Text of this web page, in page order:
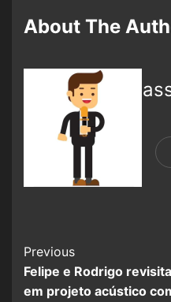
About The
Previous
Felipe e Rodrigo
em projeto acústico